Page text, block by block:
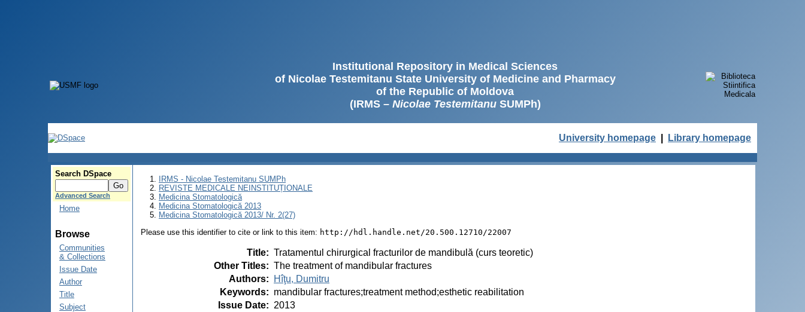
Institutional Repository in Medical Sciences
of Nicolae Testemitanu State University of Medicine and Pharmacy
of the Republic of Moldova
(IRMS – Nicolae TestemitanuSUMPh)
University homepage Library homepage
Search DSpace
Advanced Search
Home
Browse
Communities
& Collections
Issue Date
Author
Title
Subject
IRMS - Nicolae Testemitanu SUMPh
REVISTE MEDICALE NEINSTITUȚIONALE
Medicina Stomatologică
Medicina Stomatologică 2013
Medicina Stomatologică 2013/ Nr. 2(27)
Please use this identifier to cite or link to this item: http://hdl.handle.net/20.500.12710/22007
Title: Tratamentul chirurgical fracturilor de mandibulă (curs teoretic)
Other Titles: The treatment of mandibular fractures
Authors:
Hîţu, Dumitru
Keywords: mandibular fractures;treatment method;esthetic reabilitation
Issue Date: 2013